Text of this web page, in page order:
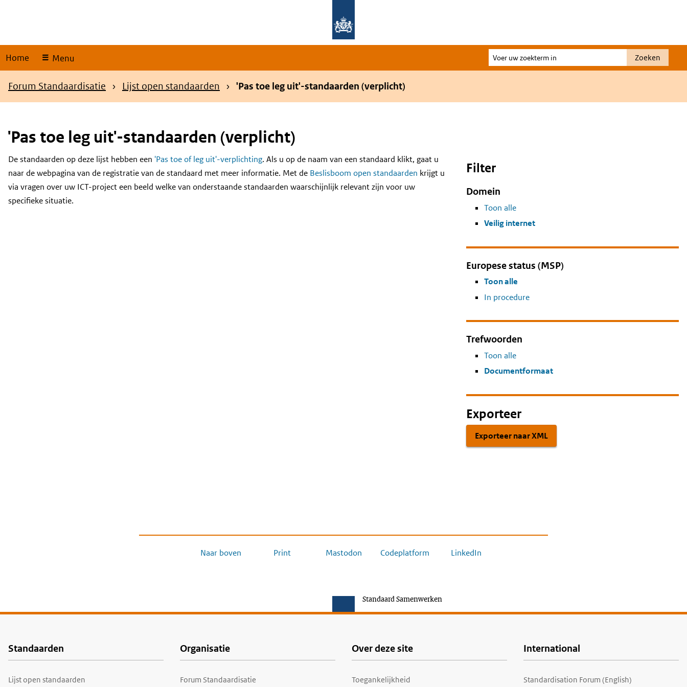
Home Menu
Voer
uw
Zoeken
Kruimelpad
Forum Standaardisatie Lijst open standaarden 'Pas toe leg uit'-standaarden (verplicht)
'Pas toe leg uit'-standaarden (verplicht)
Content
De standaarden op deze lijst hebben een 'Pas toe of leg uit'-verplichting. Als u op de naam van een standaard klikt, gaat u
naar de webpagina van de registratie van de standaard met meer informatie. Met de Beslisboom open standaarden krijgt u
via vragen over uw ICT-project een beeld welke van onderstaande standaarden waarschijnlijk relevant zijn voor uw
specifieke situatie.
Filter
Domein
Toon alle
Veilig internet
Europese status (MSP)
Toon alle
In procedure
Trefwoorden
Toon alle
Documentformaat
Exporteer
Exporteer naar XML
Naar boven Print Mastodon Codeplatform LinkedIn
Standaard Samenwerken
Voet
Standaarden
Lijst open standaarden
Organisatie
Forum Standaardisatie
Over deze site
Toegankelijkheid
International
Standardisation Forum (English)